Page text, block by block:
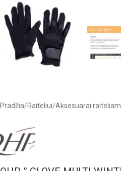
Pradžia/Raiteliui/Aksesuarai